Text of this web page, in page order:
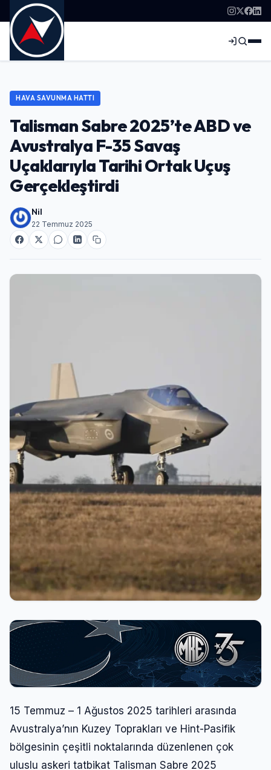
HAVA SAVUNMA HATTI
Talisman Sabre 2025’te ABD ve
Avustralya F-35 Savaş
Uçaklarıyla Tarihi Ortak Uçuş
Gerçekleştirdi
Nil
22 Temmuz 2025
15 Temmuz – 1 Ağustos 2025 tarihleri arasında
Avustralya’nın Kuzey Toprakları ve Hint-Pasifik
bölgesinin çeşitli noktalarında düzenlenen çok
uluslu askeri tatbikat Talisman Sabre 2025